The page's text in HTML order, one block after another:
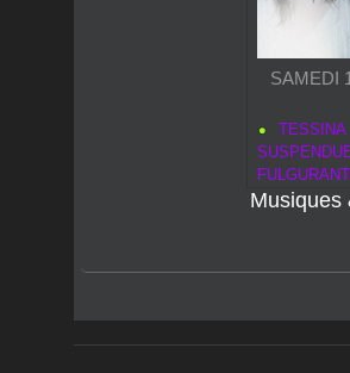
SAMEDI
TESSINA